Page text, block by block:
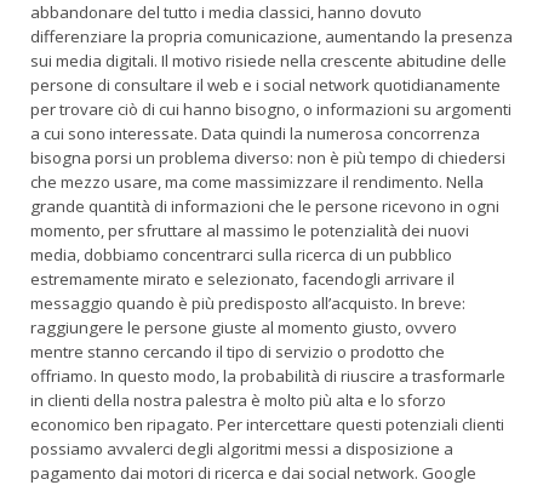
abbandonare del tutto i media classici, hanno dovuto
differenziare la propria comunicazione, aumentando la presenza
sui media digitali. Il motivo risiede nella crescente abitudine delle
persone di consultare il web e i social network quotidianamente
per trovare ciò di cui hanno bisogno, o informazioni su argomenti
a cui sono interessate. Data quindi la numerosa concorrenza
bisogna porsi un problema diverso: non è più tempo di chiedersi
che mezzo usare, ma come massimizzare il rendimento. Nella
grande quantità di informazioni che le persone ricevono in ogni
momento, per sfruttare al massimo le potenzialità dei nuovi
media, dobbiamo concentrarci sulla ricerca di un pubblico
estremamente mirato e selezionato, facendogli arrivare il
messaggio quando è più predisposto all’acquisto. In breve:
raggiungere le persone giuste al momento giusto, ovvero
mentre stanno cercando il tipo di servizio o prodotto che
offriamo. In questo modo, la probabilità di riuscire a trasformarle
in clienti della nostra palestra è molto più alta e lo sforzo
economico ben ripagato. Per intercettare questi potenziali clienti
possiamo avvalerci degli algoritmi messi a disposizione a
pagamento dai motori di ricerca e dai social network. Google